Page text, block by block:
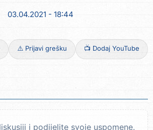
03.04.2021 - 18:44
⚠️ Prijavi grešku 📺 Dodaj YouTube
i podijelite svoje uspomene.